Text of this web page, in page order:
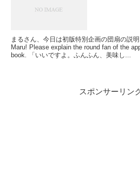
まるさん、今日は初版特別企画の団扇の説
Maru! Please explain the round fan of the
book. 「いいですよ。ふんふん、美味し...
スポンサーリン